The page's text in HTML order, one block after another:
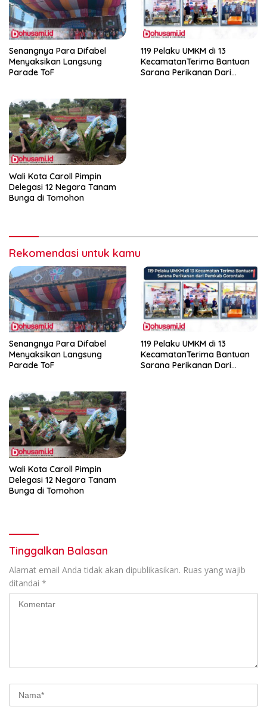
Senangnya Para Difabel
Menyaksikan Langsung
Parade ToF
119 Pelaku UMKM di 13
KecamatanTerima Bantuan
Sarana Perikanan Dari
Wali Kota Caroll Pimpin
Delegasi 12 Negara Tanam
Bunga di Tomohon
Rekomendasi untuk kamu
Senangnya Para Difabel
Menyaksikan Langsung
Parade ToF
119 Pelaku UMKM di 13
KecamatanTerima Bantuan
Sarana Perikanan Dari
Wali Kota Caroll Pimpin
Delegasi 12 Negara Tanam
Bunga di Tomohon
Tinggalkan Balasan
Alamat email Anda tidak akan dipublikasikan. Ruas yang wajib
ditandai *